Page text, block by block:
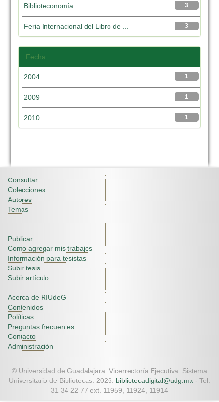
3
Biblioteconomía
3
Feria Internacional del Libro de ...
Fecha
1
2004
1
2009
1
2010
Consultar
Colecciones
Autores
Temas
Publicar
Como agregar mis trabajos
Información para tesistas
Subir tesis
Subir artículo
Acerca de RIUdeG
Contenidos
Políticas
Preguntas frecuentes
Contacto
Administración
© Universidad de Guadalajara. Vicerrectoría Ejecutiva. Sistema
Universitario de Bibliotecas. 2026. bibliotecadigital@udg.mx - Tel.
31 34 22 77 ext. 11959, 11924, 11914